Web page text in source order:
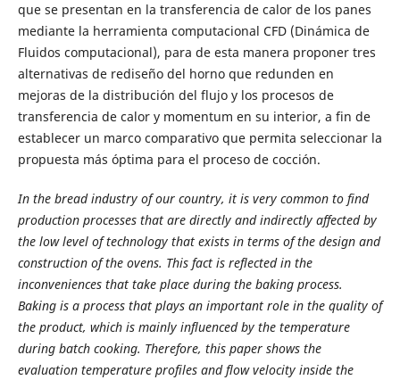
que se presentan en la transferencia de calor de los panes
mediante la herramienta computacional CFD (Dinámica de
Fluidos computacional), para de esta manera proponer tres
alternativas de rediseño del horno que redunden en
mejoras de la distribución del flujo y los procesos de
transferencia de calor y momentum en su interior, a fin de
establecer un marco comparativo que permita seleccionar la
propuesta más óptima para el proceso de cocción.
In the bread industry of our country, it is very common to find
production processes that are directly and indirectly affected by
the low level of technology that exists in terms of the design and
construction of the ovens. This fact is reflected in the
inconveniences that take place during the baking process.
Baking is a process that plays an important role in the quality of
the product, which is mainly influenced by the temperature
during batch cooking. Therefore, this paper shows the
evaluation temperature profiles and flow velocity inside the